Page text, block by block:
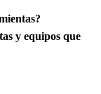
y equipos que